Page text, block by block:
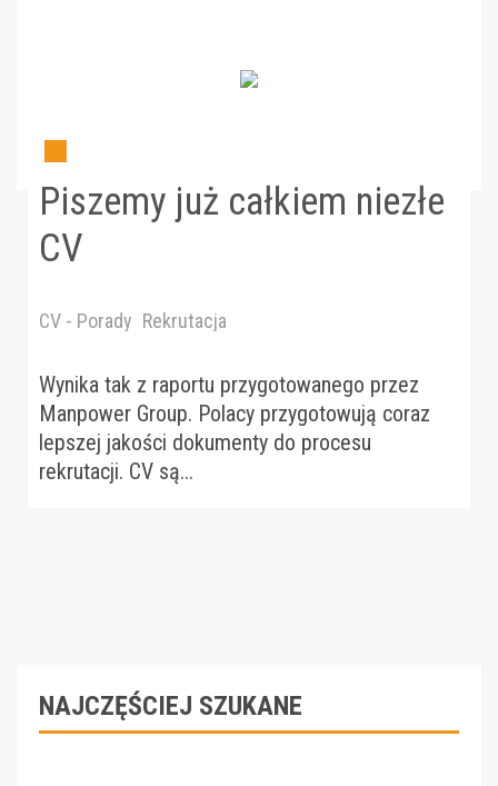
Piszemy już całkiem niezłe
CV
CV - Porady Rekrutacja
Wynika tak z raportu przygotowanego przez
Manpower Group. Polacy przygotowują coraz
lepszej jakości dokumenty do procesu
rekrutacji. CV są...
NAJCZĘŚCIEJ SZUKANE